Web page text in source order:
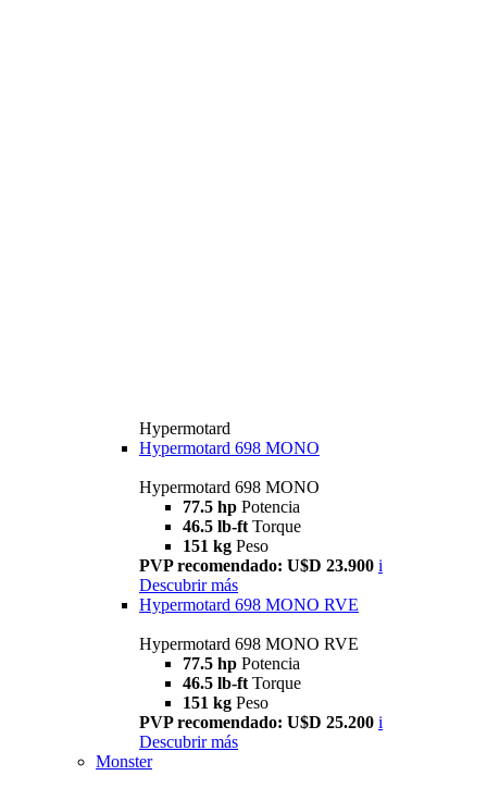
Hypermotard
Hypermotard 698 MONO
Hypermotard 698 MONO
77.5 hp Potencia
46.5 lb-ft Torque
151 kg Peso
PVP recomendado: U$D 23.900 i
Descubrir más
Hypermotard 698 MONO RVE
Hypermotard 698 MONO RVE
77.5 hp Potencia
46.5 lb-ft Torque
151 kg Peso
PVP recomendado: U$D 25.200 i
Descubrir más
Monster